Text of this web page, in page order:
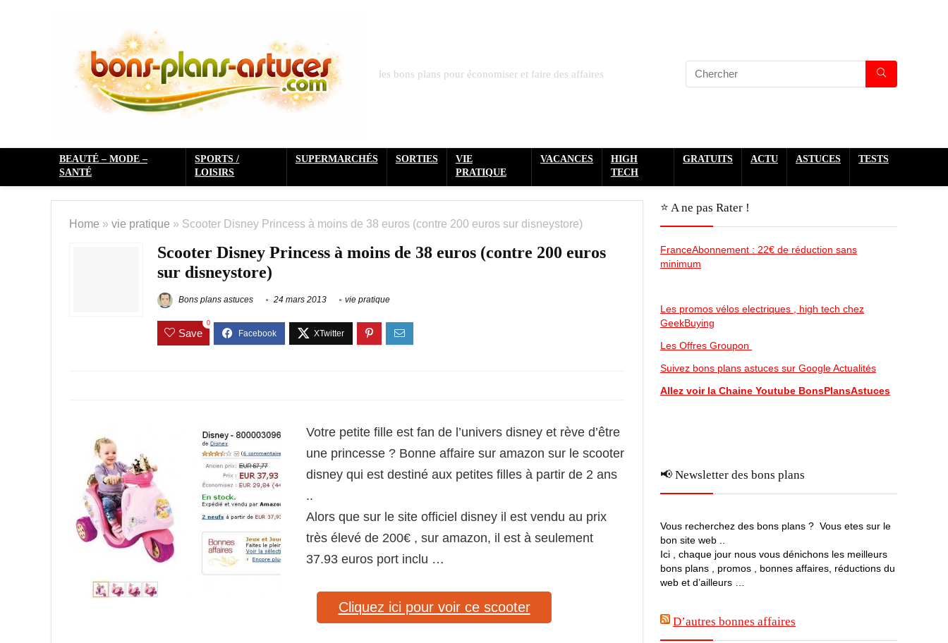
les bons plans pour économiser et faire des affaires
BEAUTÉ – MODE –
SANTÉ
SPORTS /
LOISIRS
SUPERMARCHÉS SORTIES
VIE
PRATIQUE
VACANCES
HIGH
TECH
GRATUITS ACTU ASTUCES TESTS
Home » vie pratique » Scooter Disney Princess à moins de 38 euros (contre 200 euros sur disneystore)
Scooter Disney Princess à moins de 38 euros (contre 200 euros
sur disneystore)
Bons plans astuces 24 mars 2013 vie pratique
Save
0
Votre petite fille est fan de l’univers disney et rève d’être
une princesse ? Bonne affaire sur amazon sur le scooter
disney qui est destiné aux petites filles à partir de 2 ans
..
Alors que sur le site officiel disney il est vendu au prix
très élevé de 200€ , sur amazon, il est à seulement
37.93 euros port inclu …
Cliquez ici pour voir ce scooter
⭐️ A ne pas Rater !
FranceAbonnement : 22€ de réduction sans
minimum
Les promos vélos electriques , high tech chez
GeekBuying
Les Offres Groupon
Suivez bons plans astuces sur Google Actualités
Allez voir la Chaine Youtube BonsPlansAstuces
📢 Newsletter des bons plans
Vous recherchez des bons plans ? Vous etes sur le
bon site web ..
Ici , chaque jour nous vous dénichons les meilleurs
bons plans , promos , bonnes affaires, réductions du
web et d’ailleurs …
D’autres bonnes affaires